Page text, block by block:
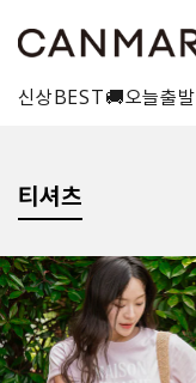
신상BEST🚚오늘출발
티셔츠